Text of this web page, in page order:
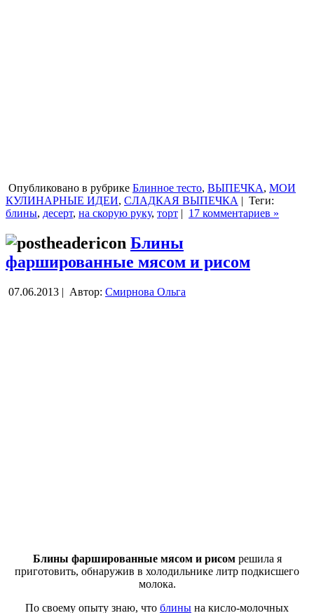
Опубликовано в рубрике Блинное тесто, ВЫПЕЧКА, МОИ
КУЛИНАРНЫЕ ИДЕИ, СЛАДКАЯ ВЫПЕЧКА | Теги:
блины, десерт, на скорую руку, торт | 17 комментариев »
Блины
фаршированные мясом и рисом
07.06.2013 | Автор: Смирнова Ольга
Блины фаршированные мясом и рисомрешила я
приготовить, обнаружив в холодильнике литр подкисшего
молока.
По своему опыту знаю, что блины на кисло-молочных